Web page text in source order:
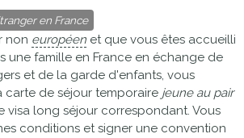
en France
non européen et que vous êtes accueilli
une famille en France en échange de
et de la garde d'enfants, vous
carte de séjour temporaire jeune au pair
visa long séjour correspondant. Vous
conditions et signer une convention